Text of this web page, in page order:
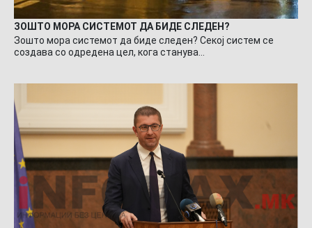
ЗОШТО МОРА СИСТЕМОТ ДА БИДЕ СЛЕДЕН?
Зошто мора системот да биде следен? Секој систем се
создава со одредена цел, кога станува…